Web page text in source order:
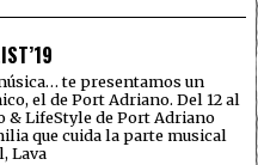
te presentamos un
el de Port Adriano. Del 12 al
& LifeStyle de Port Adriano
que cuida la parte musical
Lava